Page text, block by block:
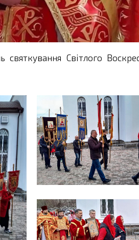
Світлого